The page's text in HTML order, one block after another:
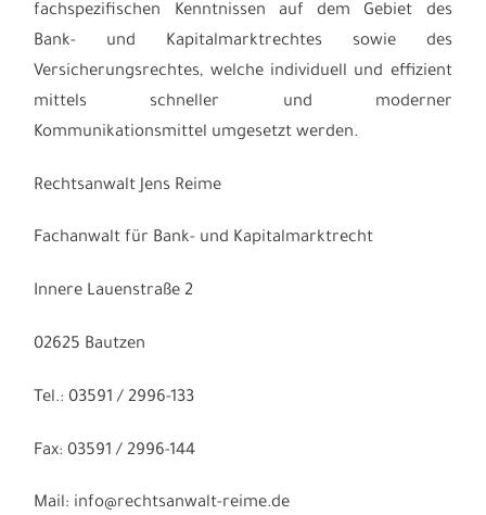
fachspezifischen Kenntnissen auf dem Gebiet des
Bank- und Kapitalmarktrechtes sowie des
Versicherungsrechtes, welche individuell und effizient
mittels schneller und moderner
Kommunikationsmittel umgesetzt werden.
Rechtsanwalt Jens Reime
Fachanwalt für Bank- und Kapitalmarktrecht
Innere Lauenstraße 2
02625 Bautzen
Tel.: 03591 / 2996-133
Fax: 03591 / 2996-144
Mail: info@rechtsanwalt-reime.de